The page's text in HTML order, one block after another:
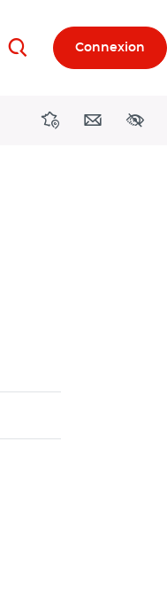
RechercherConnexion
DirectionsContact